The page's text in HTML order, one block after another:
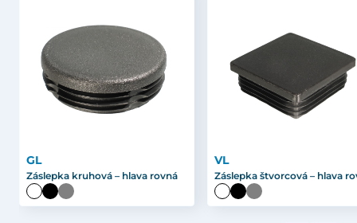
GL
Záslepka kruhová – hlava rovná
VL
Záslepka štvorcová – hlava